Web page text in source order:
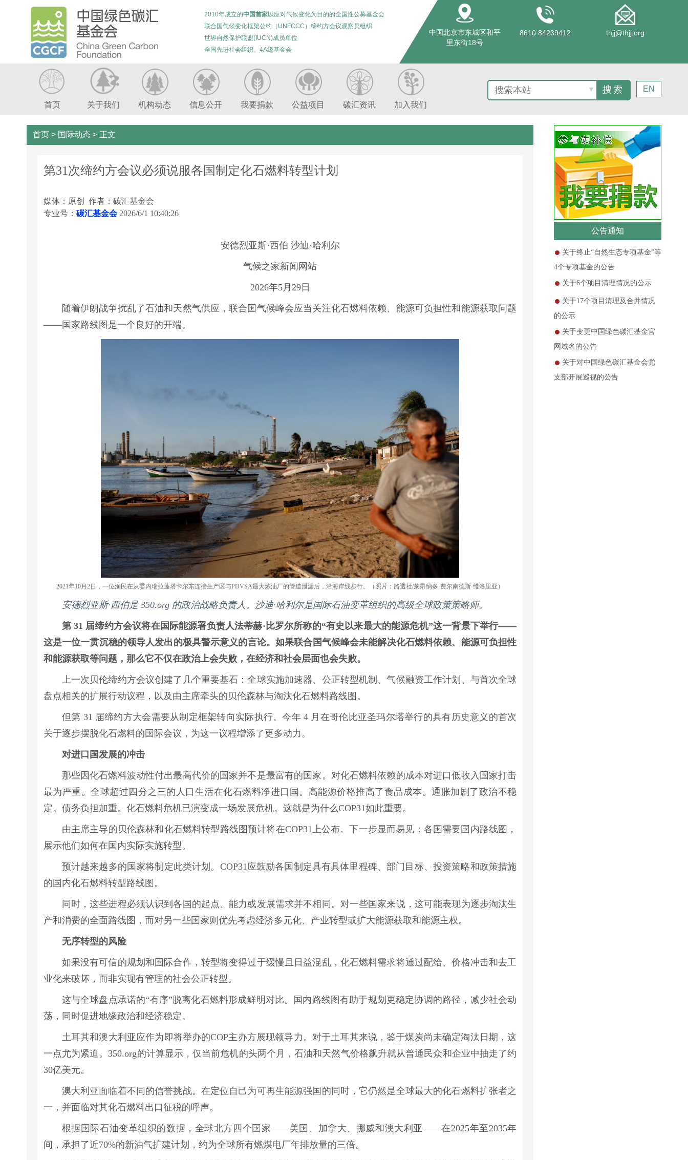
2010年成立的中国首家以应对气候变化为目的的全国性公募基金会
联合国气候变化框架公约（UNFCCC）缔约方会议观察员组织
世界自然保护联盟(IUCN)成员单位
全国先进社会组织、4A级基金会
中国北京市东城区和平
里东街18号
8610 84239412 thjj@thjj.org
首页 关于我们 机构动态 信息公开 我要捐款 公益项目 碳汇资讯 加入我们
▼ EN
首页 > 国际动态 > 正文
第31次缔约方会议必须说服各国制定化石燃料转型计划
媒体：原创 作者：碳汇基金会
专业号： 碳汇基金会 2026/6/1 10:40:26
安德烈亚斯·西伯 沙迪·哈利尔
气候之家新闻网站
2026年5月29日
随着伊朗战争扰乱了石油和天然气供应，联合国气候峰会应当关注化石燃料依赖、能源可负担性和能源获取问题
——国家路线图是一个良好的开端。
2021年10月2日，一位渔民在从委内瑞拉蓬塔卡尔东连接生产区与PDVSA最大炼油厂的管道泄漏后，沿海岸线步行。（照片：路透社/莱昂纳多·费尔南德斯·维洛里亚）
安德烈亚斯·西伯是 350.org 的政治战略负责人。沙迪·哈利尔是国际石油变革组织的高级全球政策策略师。
第 31 届缔约方会议将在国际能源署负责人法蒂赫·比罗尔所称的“有史以来最大的能源危机”这一背景下举行——
这是一位一贯沉稳的领导人发出的极具警示意义的言论。如果联合国气候峰会未能解决化石燃料依赖、能源可负担性
和能源获取等问题，那么它不仅在政治上会失败，在经济和社会层面也会失败。
上一次贝伦缔约方会议创建了几个重要基石：全球实施加速器、公正转型机制、气候融资工作计划、与首次全球
盘点相关的扩展行动议程，以及由主席牵头的贝伦森林与淘汰化石燃料路线图。
但第 31 届缔约方大会需要从制定框架转向实际执行。今年 4 月在哥伦比亚圣玛尔塔举行的具有历史意义的首次
关于逐步摆脱化石燃料的国际会议，为这一议程增添了更多动力。
对进口国发展的冲击
那些因化石燃料波动性付出最高代价的国家并不是最富有的国家。对化石燃料依赖的成本对进口低收入国家打击
最为严重。全球超过四分之三的人口生活在化石燃料净进口国。高能源价格推高了食品成本。通胀加剧了政治不稳
定。债务负担加重。化石燃料危机已演变成一场发展危机。这就是为什么COP31如此重要。
由主席主导的贝伦森林和化石燃料转型路线图预计将在COP31上公布。下一步显而易见：各国需要国内路线图，
展示他们如何在国内实际实施转型。
预计越来越多的国家将制定此类计划。COP31应鼓励各国制定具有具体里程碑、部门目标、投资策略和政策措施
的国内化石燃料转型路线图。
同时，这些进程必须认识到各国的起点、能力或发展需求并不相同。对一些国家来说，这可能表现为逐步淘汰生
产和消费的全面路线图，而对另一些国家则优先考虑经济多元化、产业转型或扩大能源获取和能源主权。
无序转型的风险
如果没有可信的规划和国际合作，转型将变得过于缓慢且日益混乱，化石燃料需求将通过配给、价格冲击和去工
业化来破坏，而非实现有管理的社会公正转型。
这与全球盘点承诺的“有序”脱离化石燃料形成鲜明对比。国内路线图有助于规划更稳定协调的路径，减少社会动
荡，同时促进地缘政治和经济稳定。
土耳其和澳大利亚应作为即将举办的COP主办方展现领导力。对于土耳其来说，鉴于煤炭尚未确定淘汰日期，这
一点尤为紧迫。350.org的计算显示，仅当前危机的头两个月，石油和天然气价格飙升就从普通民众和企业中抽走了约
30亿美元。
澳大利亚面临着不同的信誉挑战。在定位自己为可再生能源强国的同时，它仍然是全球最大的化石燃料扩张者之
一，并面临对其化石燃料出口征税的呼声。
根据国际石油变革组织的数据，全球北方四个国家——美国、加拿大、挪威和澳大利亚——在2025年至2035年
间，承担了近70%的新油气扩建计划，约为全球所有燃煤电厂年排放量的三倍。
公告通知
关于终止“自然生态专项基金”等
4个专项基金的公告
关于6个项目清理情况的公示
关于17个项目清理及合并情况
的公示
关于变更中国绿色碳汇基金官
网域名的公告
关于对中国绿色碳汇基金会党
支部开展巡视的公告